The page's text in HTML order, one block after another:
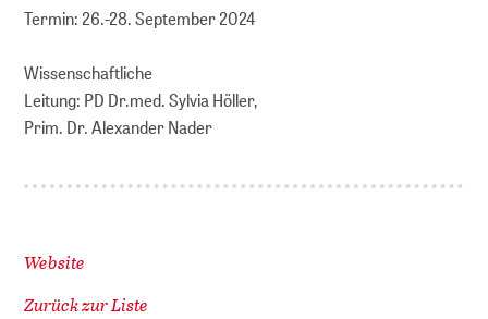
Termin: 26.-28. September 2024
Wissenschaftliche
Leitung: PD Dr.med. Sylvia Höller,
Prim. Dr. Alexander Nader
Website
Zurück zur Liste